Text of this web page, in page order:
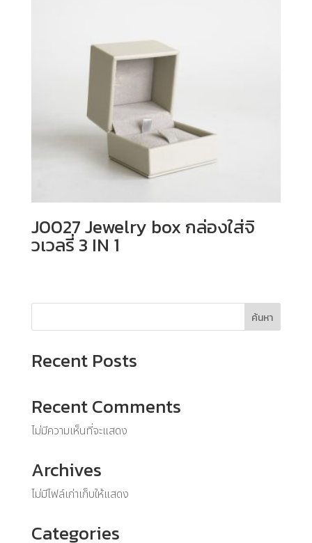
J0027 Jewelry box กล่องใส่จิ
วเวลรี่ 3 IN 1
ค้นหา
Recent Posts
Recent Comments
ไม่มีความเห็นที่จะแสดง
Archives
ไม่มีไฟล์เก่าเก็บให้แสดง
Categories